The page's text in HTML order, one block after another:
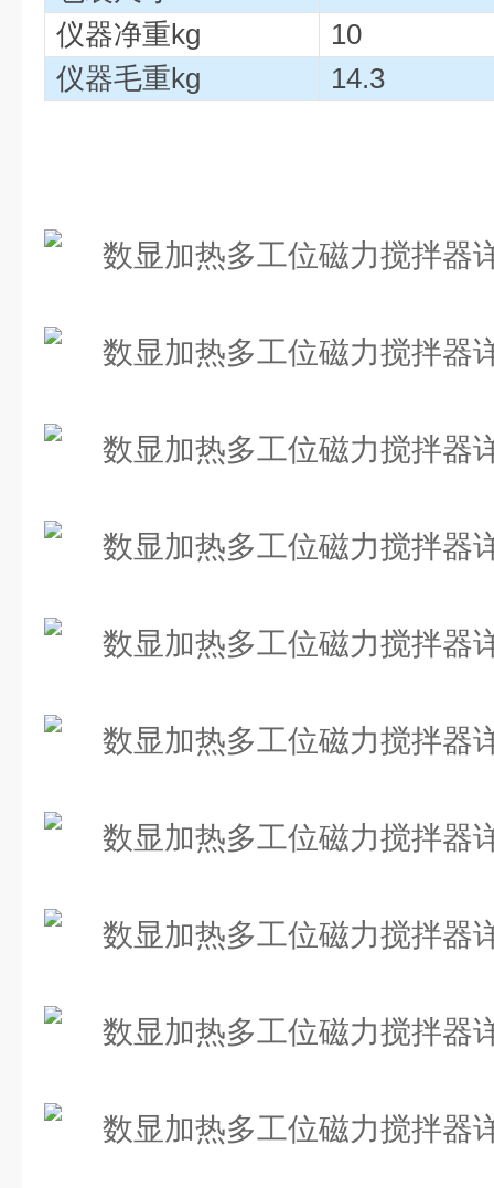
仪器净重kg
10
仪器毛重kg
14.3